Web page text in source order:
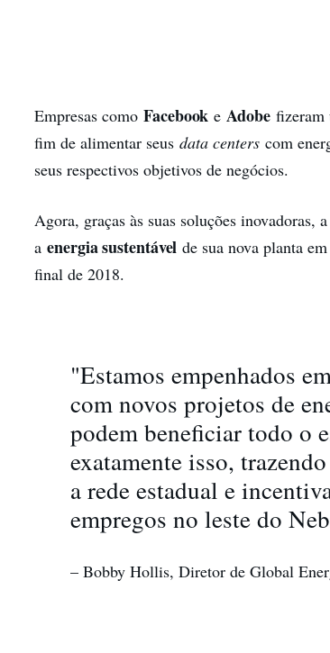
Empresas comoFacebook eAdobe fizeram
fim de alimentar seusdata centers com
seus respectivos objetivos de negócios.
Agora, graças às suas soluções inovadoras,
aenergia sustentável de sua nova planta
final de 2018.
"Estamos empenhados
com novos projetos de
podem beneficiar todo o
exatamente isso,
a rede estadual e
empregos no leste do
– Bobby Hollis, Diretor de Global